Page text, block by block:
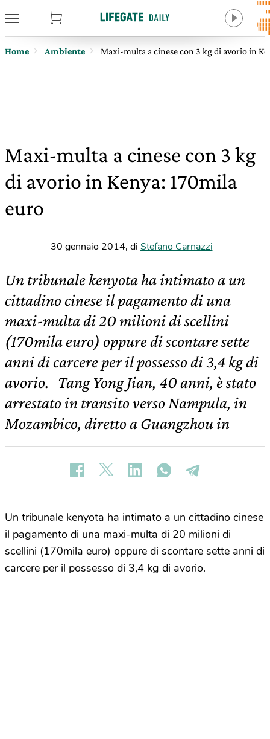
Home Ambiente Maxi-multa a cinese con 3 kg di avorio in
Maxi-multa a cinese con 3 kg
di avorio in Kenya: 170mila
euro
30 gennaio 2014, di Stefano Carnazzi
Un tribunale kenyota ha intimato a un
cittadino cinese il pagamento di una
maxi-multa di 20 milioni di scellini
(170mila euro) oppure di scontare sette
anni di carcere per il possesso di 3,4 kg di
avorio. Tang Yong Jian, 40 anni, è stato
arrestato in transito verso Nampula, in
Mozambico, diretto a Guangzhou in
Un tribunale kenyota ha intimato a un cittadino cinese
il pagamento di una maxi-multa di 20 milioni di
scellini (170mila euro) oppure di scontare sette anni di
carcere per il possesso di 3,4 kg di avorio.